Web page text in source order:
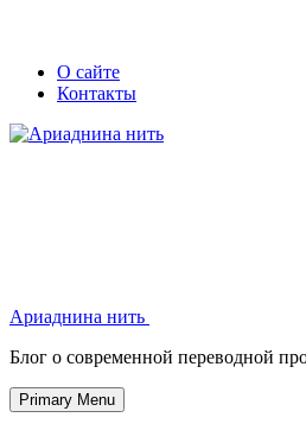
Skip
Secondary
left
navigation
Secondary
right
navigation
О сайте
Контакты
Ариаднина нить
Блог о современной переводной
Primary Menu